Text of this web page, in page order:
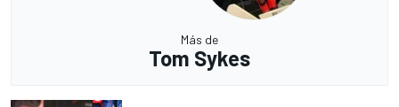
Más de
Tom Sykes